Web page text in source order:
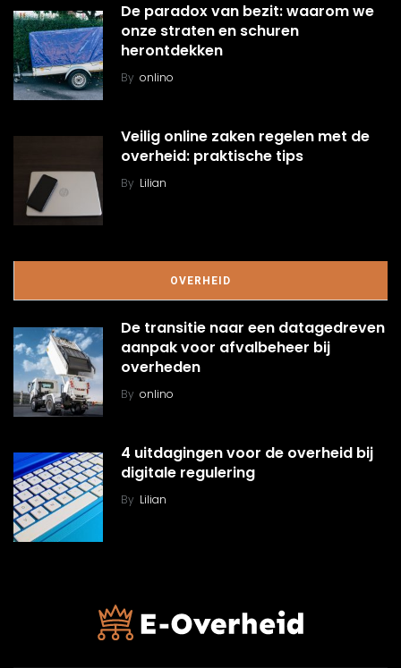
De paradox van bezit: waarom we
onze straten en schuren
herontdekken
By onlino
Veilig online zaken regelen met de
overheid: praktische tips
By Lilian
OVERHEID
De transitie naar een datagedreven
aanpak voor afvalbeheer bij
overheden
By onlino
4 uitdagingen voor de overheid bij
digitale regulering
By Lilian